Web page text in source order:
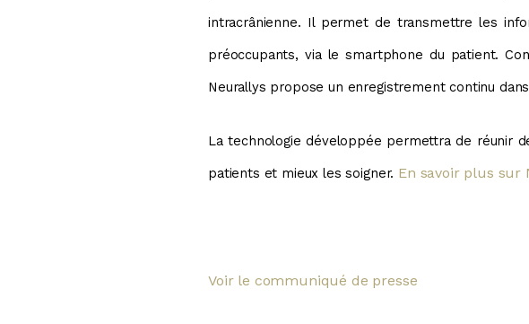
intracrânienne. Il permet de transmettre les
préoccupants, via le smartphone du patient.
Neurallys propose un enregistrement continu
La technologie développée permettra de réunir
patients et mieux les soigner. En savoir plus sur
Voir le communiqué de presse